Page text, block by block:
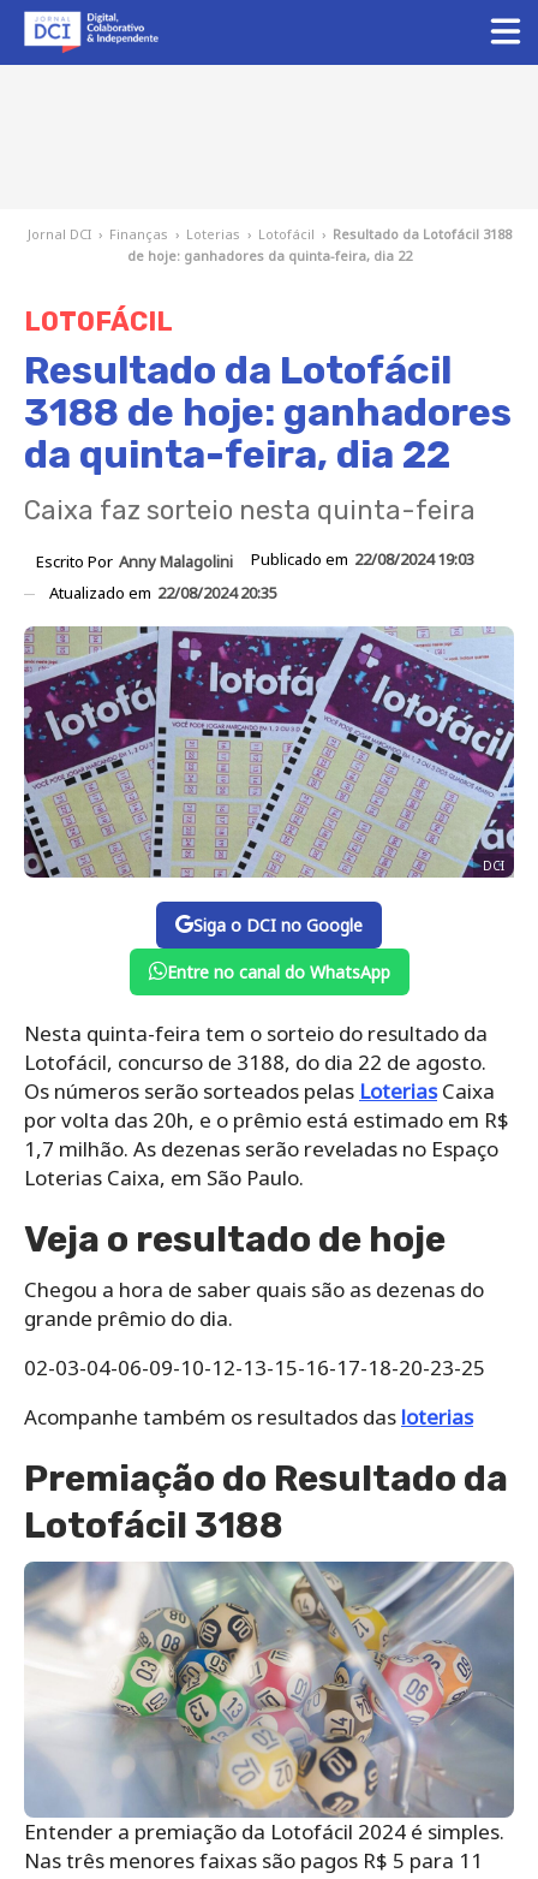
Jornal DCI › Finanças › Loterias › Lotofácil › Resultado da Lotofácil 3188
de hoje: ganhadores da quinta-feira, dia 22
LOTOFÁCIL
Resultado da Lotofácil
3188 de hoje: ganhadores
da quinta-feira, dia 22
Caixa faz sorteio nesta quinta-feira
Escrito Por Anny Malagolini Publicado em 22/08/2024 19:03
Atualizado em 22/08/2024 20:35
DCI
Siga o DCI no Google
Entre no canal do WhatsApp
Nesta quinta-feira tem o sorteio do resultado da
Lotofácil, concurso de 3188, do dia 22 de agosto.
Os números serão sorteados pelas LoteriasCaixa
por volta das 20h, e o prêmio está estimado em R$
1,7 milhão. As dezenas serão reveladas no Espaço
Loterias Caixa, em São Paulo.
Veja o resultado de hoje
Chegou a hora de saber quais são as dezenas do
grande prêmio do dia.
02-03-04-06-09-10-12-13-15-16-17-18-20-23-25
Acompanhe também os resultados das loterias
Premiação do Resultado da
Lotofácil 3188
Entender a premiação da Lotofácil 2024 é simples.
Nas três menores faixas são pagos R$ 5 para 11